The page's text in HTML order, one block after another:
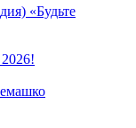
«Будьте